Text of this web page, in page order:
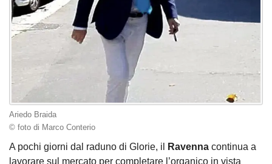
Ariedo Braida
© foto di Marco Conterio
A pochi giorni dal raduno di Glorie, il Ravenna continua a
lavorare sul mercato per completare l’organico in vista